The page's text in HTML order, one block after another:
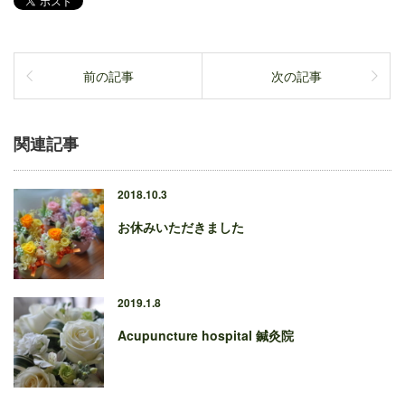
前の記事 次の記事
関連記事
2018.10.3
お休みいただきました
2019.1.8
Acupuncture hospital 鍼灸院